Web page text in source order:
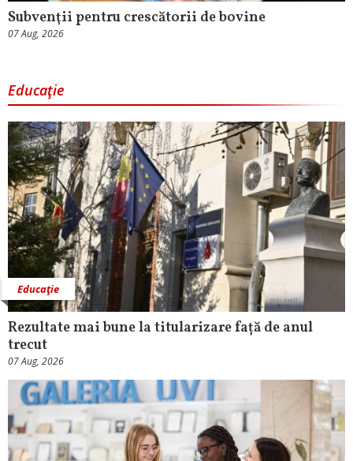
Subvenţii pentru crescătorii de bovine
07 Aug, 2026
Educaţie
Educaţie
Rezultate mai bune la titularizare față de anul
trecut
07 Aug, 2026